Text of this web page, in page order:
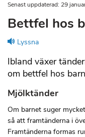
Senast uppdaterad: 29
Bettfel hos
Lyssna
Ibland växer
om bettfel hos
Mjölktänder
Om barnet suger
så att framtänderna i
Framtänderna formas